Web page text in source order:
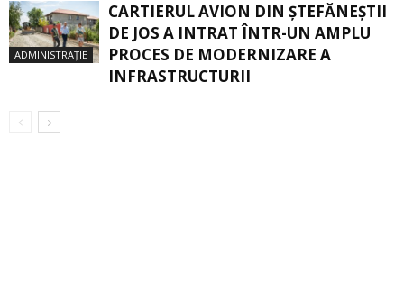
ADMINISTRAȚIE
CARTIERUL AVION DIN ŞTEFĂNEŞTII
DE JOS A INTRAT ÎNTR-UN AMPLU
PROCES DE MODERNIZARE A
INFRASTRUCTURII